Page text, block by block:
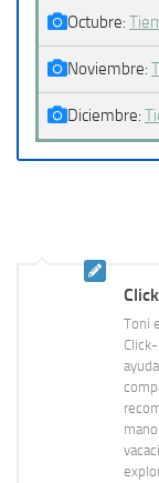
Octubre:
Noviembre:
Diciembre:
Toni